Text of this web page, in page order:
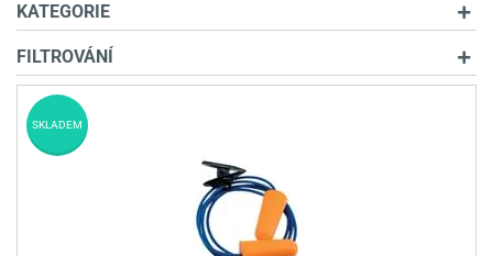
STŘELIVO
PŘÍSLUŠENSTVÍ
DETEKTORY KOVŮ
KONTAKTY
KATEGORIE
FILTROVÁNÍ
SKLADEM